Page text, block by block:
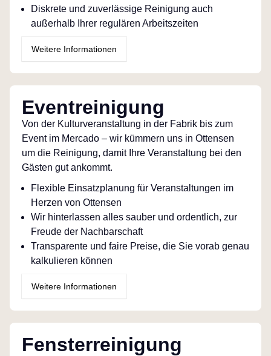
Diskrete und zuverlässige Reinigung auch
außerhalb Ihrer regulären Arbeitszeiten
Weitere Informationen
Eventreinigung
Von der Kulturveranstaltung in der Fabrik bis zum
Event im Mercado – wir kümmern uns in Ottensen
um die Reinigung, damit Ihre Veranstaltung bei den
Gästen gut ankommt.
Flexible Einsatzplanung für Veranstaltungen im
Herzen von Ottensen
Wir hinterlassen alles sauber und ordentlich, zur
Freude der Nachbarschaft
Transparente und faire Preise, die Sie vorab genau
kalkulieren können
Weitere Informationen
Fensterreinigung